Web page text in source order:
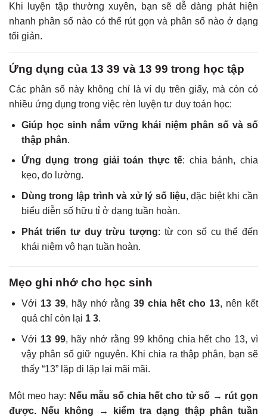
Khi luyện tập thường xuyên, bạn sẽ dễ dàng phát hiện
nhanh phân số nào có thể rút gọn và phân số nào ở dạng
tối giản.
Ứng dụng của 13 39 và 13 99 trong học tập
Các phân số này không chỉ là ví dụ trên giấy, mà còn có
nhiều ứng dụng trong việc rèn luyện tư duy toán học:
Giúp học sinh nắm vững khái niệm phân số và số
thập phân.
Ứng dụng trong giải toán thực tế: chia bánh, chia
kẹo, đo lường.
Dùng trong lập trình và xử lý số liệu, đặc biệt khi cần
biểu diễn số hữu tỉ ở dạng tuần hoàn.
Phát triển tư duy trừu tượng: từ con số cụ thể đến
khái niệm vô hạn tuần hoàn.
Mẹo ghi nhớ cho học sinh
Với 13 39, hãy nhớ rằng39 chia hết cho 13, nên kết
quả chỉ còn lại 1 3.
Với 13 99, hãy nhớ rằng 99 không chia hết cho 13, vì
vậy phân số giữ nguyên. Khi chia ra thập phân, bạn sẽ
thấy “13” lặp đi lặp lại mãi mãi.
Một mẹo hay: Nếu mẫu số chia hết cho tử số → rút gọn
được. Nếu không → kiểm tra dạng thập phân tuần